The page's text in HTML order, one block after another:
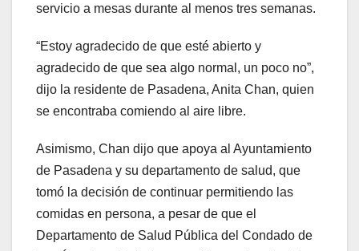
servicio a mesas durante al menos tres semanas.
“Estoy agradecido de que esté abierto y
agradecido de que sea algo normal, un poco no”,
dijo la residente de Pasadena, Anita Chan, quien
se encontraba comiendo al aire libre.
Asimismo, Chan dijo que apoya al Ayuntamiento
de Pasadena y su departamento de salud, que
tomó la decisión de continuar permitiendo las
comidas en persona, a pesar de que el
Departamento de Salud Pública del Condado de